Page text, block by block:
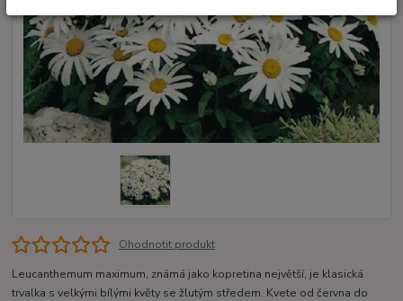
Ohodnotit produkt
Leucanthemum maximum, známá jako kopretina největší, je klasická
trvalka s velkými bílými květy se žlutým středem. Kvete od června do